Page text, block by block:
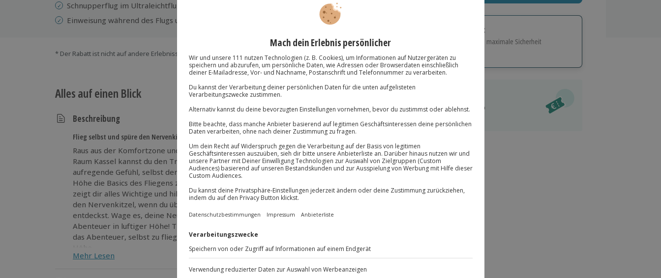
Immer das richtige Geschenk:
Große Auswahl, volle Flexibilität und maximale Sicherheit
Große Auswahl
Über 9.000 Erlebnisse.
Volle Flexibilität
Maximale Sicherheit
3 Jahre gültig & verlängerbar.
-15%* Club Deal verfügbar
Direktabzug im Warenkorb
Du erhältst °P
Schnupperflug im Ultraleichtflugzeug
Einweisung während des Flugs und Betreuung durch einen erfahrenen Piloten
* Der Rabatt ist nicht auf andere Erlebnisse bei der Einlösung übertragbar. Details
Alles auf einen Blick
Beschreibung
Flieg selbst und spüre den Nervenkitzel!
Raus aus der Komfortzone und rein ins Ultraleichtflugzeug! In Waldeck im
Raum Kassel kannst du den Traum vom Fliegen realisieren. Erlebe das
aufregende Gefühl, selbst den Steuerknüppel zu halten und auf 5.000 Fuß
Höhe die Basics des Fliegens zu lernen. Ein erfahrener Pilot begleitet dich,
zeigt dir alles Wichtige und hilft dir beim Festlegen deiner Flugroute. Spüre
den Nervenkitzel, wenn du über die Landschaft gleitest und Neues
entdeckst. Wage es, deine Neugier zu stillen und wachse an diesem
Abenteuer in luftiger Höhe! Trau dich ins Ultraleichtflugzeug und erlebe
das Abenteuer, selbst zu fliegen! Spüre den Nervenkitzel in 5.000 Fuß
Höhe.
Mehr Lesen